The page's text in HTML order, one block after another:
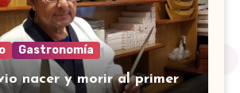
Gastronomía
nacer y morir al primer